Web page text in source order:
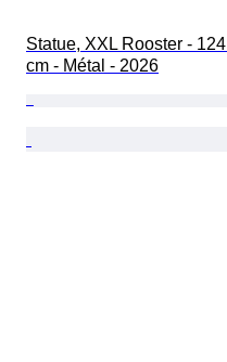
Statue, XXL Rooster - 124
cm - Métal - 2026